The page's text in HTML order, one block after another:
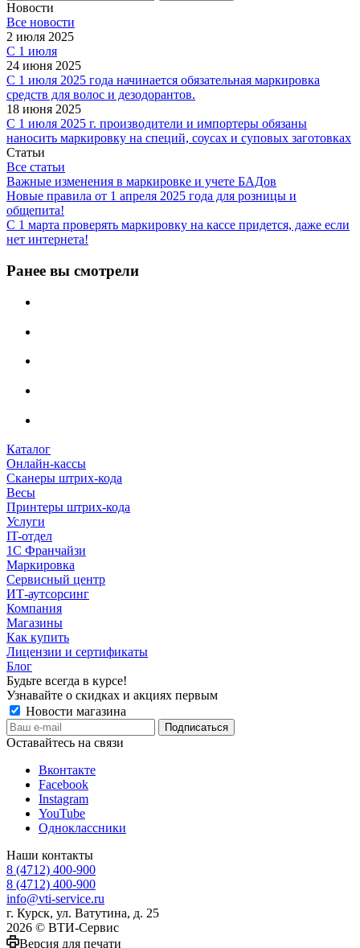
Новости
Все новости
2 июля 2025
С 1 июля
24 июня 2025
С 1 июля 2025 года начинается обязательная маркировка
средств для волос и дезодорантов.
18 июня 2025
С 1 июля 2025 г. производители и импортеры обязаны
наносить маркировку на специй, соусах и суповых заготовках
Статьи
Все статьи
Важные изменения в маркировке и учете БАДов
Новые правила от 1 апреля 2025 года для розницы и
общепита!
С 1 марта проверять маркировку на кассе придется, даже если
нет интернета!
Ранее вы смотрели
Каталог
Онлайн-кассы
Сканеры штрих-кода
Весы
Принтеры штрих-кода
Услуги
IT-отдел
1С Франчайзи
Маркировка
Сервисный центр
ИТ-аутсорсинг
Компания
Магазины
Как купить
Лицензии и сертификаты
Блог
Будьте всегда в курсе!
Узнавайте о скидках и акциях первым
Новости магазина
Оставайтесь на связи
Вконтакте
Facebook
Instagram
YouTube
Одноклассники
Наши контакты
8 (4712) 400-900
8 (4712) 400-900
info@vti-service.ru
г. Курск, ул. Ватутина, д. 25
2026 © ВТИ-Сервис
Версия для печати